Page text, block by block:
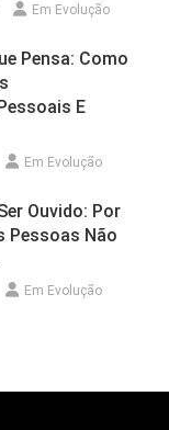
Em Evolução
Pensa: Como
E
Em Evolução
Ouvido: Por
Pessoas Não
Em Evolução